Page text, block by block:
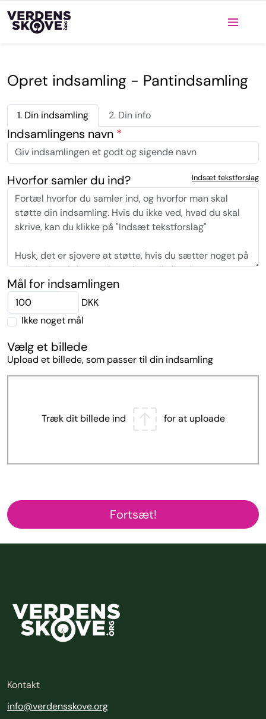
Opret indsamling - Pantindsamling
1. Din indsamling 2. Din info
Indsamlingens navn *
Indsæt tekstforslag
Hvorfor samler du ind?
Mål for indsamlingen
DKK
Ikke noget mål
Vælg et billede
Upload et billede, som passer til din indsamling
Træk dit billede ind for at uploade
Kontakt
info@verdensskove.org